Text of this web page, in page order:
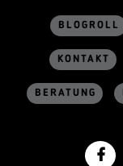
BLOGROLL
KONTAKT
BERATUNG